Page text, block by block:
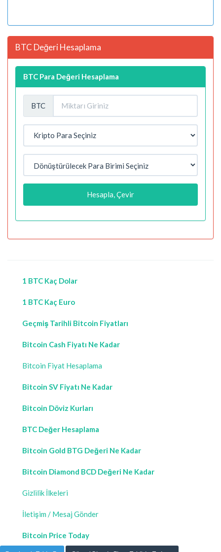
BTC Değeri Hesaplama
BTC Para Değeri Hesaplama
BTC
Hesapla, Çevir
1 BTC Kaç Dolar
1 BTC Kaç Euro
Geçmiş Tarihli Bitcoin Fiyatları
Bitcoin Cash Fiyatı Ne Kadar
Bitcoin Fiyat Hesaplama
Bitcoin SV Fiyatı Ne Kadar
Bitcoin Döviz Kurları
BTC Değer Hesaplama
Bitcoin Gold BTG Değeri Ne Kadar
Bitcoin Diamond BCD Değeri Ne Kadar
Gizlilik İlkeleri
İletişim / Mesaj Gönder
Bitcoin Price Today